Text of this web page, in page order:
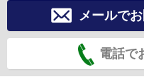
メールで
電話で